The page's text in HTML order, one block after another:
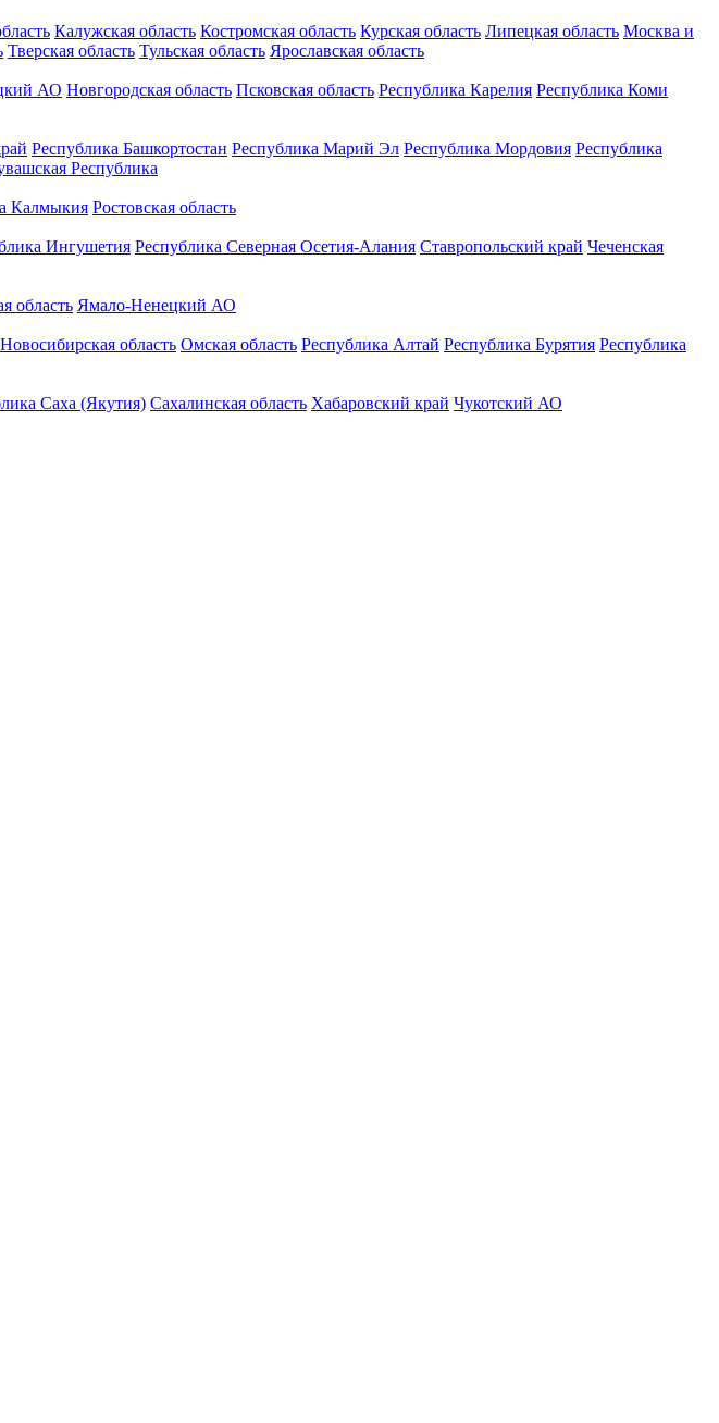
Калужская область Костромская область Курская область Липецкая область Москва и
Тверская область Тульская область Ярославская область
АО Новгородская область Псковская область Республика Карелия Республика Коми
Республика Башкортостан Республика Марий Эл Республика Мордовия Республика
Республика
Калмыкия Ростовская область
Ингушетия Республика Северная Осетия-Алания Ставропольский край Чеченская
область Ямало-Ненецкий АО
Новосибирская область Омская область Республика Алтай Республика Бурятия Республика
Саха (Якутия) Сахалинская область Хабаровский край Чукотский АО